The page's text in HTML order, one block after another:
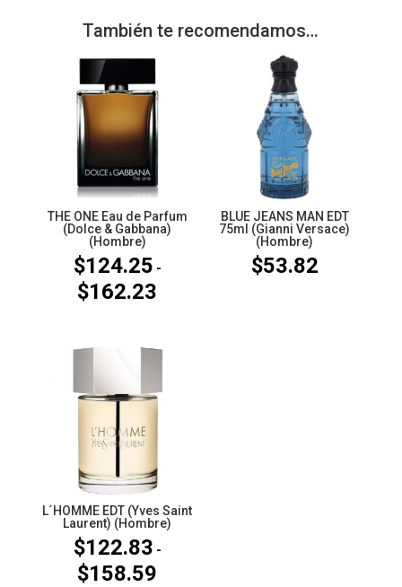
También te recomendamos…
THE ONE Eau de Parfum
(Dolce & Gabbana)
(Hombre)
$124.25 -
$162.23
hasta
BLUE JEANS MAN EDT
75ml (Gianni Versace)
(Hombre)
$53.82
L´HOMME EDT (Yves Saint
Laurent) (Hombre)
$122.83 -
$158.59